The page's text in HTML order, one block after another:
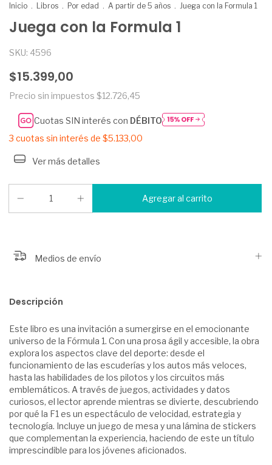
Inicio . Libros . Por edad . A partir de 5 años . Juega con la Formula 1
Juega con la Formula 1
SKU: 4596
$15.399,00
Precio sin impuestos $12.726,45
Cuotas SIN interés con DÉBITO
3 cuotas sin interés de $5.133,00
Ver más detalles
Medios de envío
Descripción
Este libro es una invitación a sumergirse en el emocionante
universo de la Fórmula 1. Con una prosa ágil y accesible, la obra
explora los aspectos clave del deporte: desde el
funcionamiento de las escuderías y los autos más veloces,
hasta las habilidades de los pilotos y los circuitos más
emblemáticos. A través de juegos, actividades y datos
curiosos, el lector aprende mientras se divierte, descubriendo
por qué la F1 es un espectáculo de velocidad, estrategia y
tecnología. Incluye un juego de mesa y una lámina de stickers
que complementan la experiencia, haciendo de este un título
imprescindible para los jóvenes aficionados.